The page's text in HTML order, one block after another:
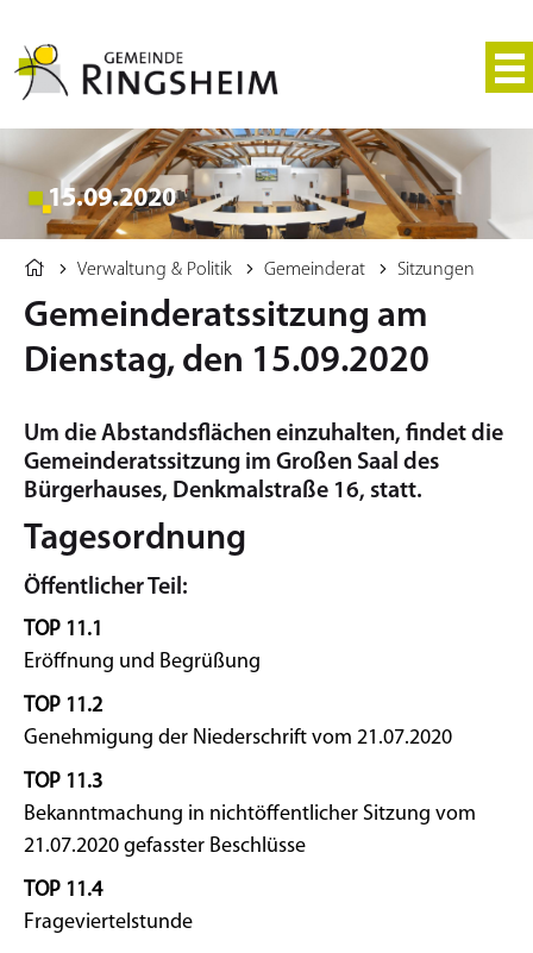
15.09.2020
Verwaltung & Politik Gemeinderat Sitzungen
Gemeinderatssitzung am
Dienstag, den 15.09.2020
Um die Abstandsflächen einzuhalten, findet die
Gemeinderatssitzung im Großen Saal des
Bürgerhauses, Denkmalstraße 16, statt.
Tagesordnung
Öffentlicher Teil:
TOP 11.1
Eröffnung und Begrüßung
TOP 11.2
Genehmigung der Niederschrift vom 21.07.2020
TOP 11.3
Bekanntmachung in nichtöffentlicher Sitzung vom
21.07.2020 gefasster Beschlüsse
TOP 11.4
Frageviertelstunde